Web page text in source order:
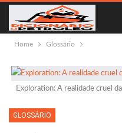
Home Glossário
Exploration: A realidade cruel
GLOSSÁRIO